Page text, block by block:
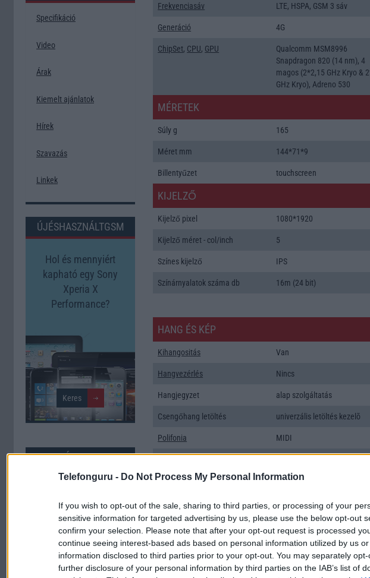
Telefonguru - Do Not Process My Personal Information
If you wish to opt-out of the sale, sharing to third parties, or processing of your
sensitive information for targeted advertising by us, please use the below opt-out
confirm your selection. Please note that after your opt-out request is processed
continue seeing interest-based ads based on personal information utilized by us
information disclosed to third parties prior to your opt-out. You may separately
further disclosure of your personal information by third parties on the IAB’s list of
Specifikáció
Video
Árak
Kiemelt ajánlatok
Hírek
Szavazás
Linkek
ÚJÉSHASZNÁLTGSM
Hol és mennyiért
kapható egy Sony
Xperia X
Performance?
SZAVAZÁS
Külső: 8.82
Tudás: 9.27
Minőség: 9.00
Értékelés: 9.03 | Szavazatok: 11
Frekvenciasáv LTE, HSPA, GSM 3 sáv
Generáció 4G
ChipSet, CPU, GPU
Qualcomm MSM8996
Snapdragon 820 (14 nm), 4
magos (2*2,15 GHz Kryo &
GHz Kryo), Adreno 530
MÉRETEK
Súly g 165
Méret mm 144*71*9
Billentyűzet touchscreen
KIJELZŐ
Kijelző pixel 1080*1920
Kijelző méret - col/inch 5
Színes kijelző IPS
Színárnyalatok száma db 16m (24 bit)
HANG ÉS KÉP
Kihangositás Van
Hangvezérlés Nincs
Hangjegyzet alap szolgáltatás
Csengőhang letöltés univerzális letöltés kezelõ
Polifonia MIDI
mikrofonnal!
Kamera
Max. kamera felbontás (több
kamera esetén)
23 Mpixel
Video lejátszás 1080p HD lejátszó